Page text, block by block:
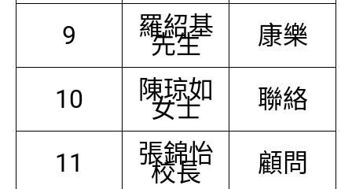
9 羅紹基
先生 康樂
10 陳琼如
女士 聯絡
11 張錦怡
校長 顧問